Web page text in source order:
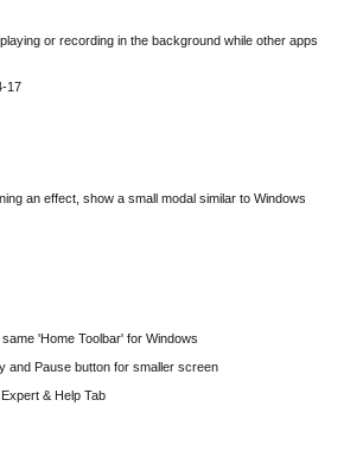
or recording in the background while other apps
17
an effect, show a small modal similar to Windows
'Home Toolbar' for Windows
and Pause button for smaller screen
& Help Tab